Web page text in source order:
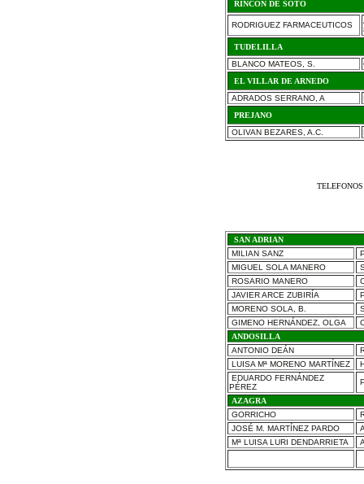
RINCON DE SOTO
RODRIGUEZ FARMACEUTICOS
TUDELILLA
BLANCO MATEOS, S.
EL VILLAR DE ARNEDO
ADRADOS SERRANO, A
PREJANO
OLIVAN BEZARES, A.C.
SAN ADRIAN
MILIAN SANZ
MIGUEL SOLA MANERO
ROSARIO MANERO
JAVIER ARCE ZUBIRÍA
MORENO SOLA, B.
GIMENO HERNÁNDEZ, OLGA
ANDOSILLA
ANTONIO DEÁN
LUISA Mª MORENO MARTÍNEZ
EDUARDO FERNÁNDEZ
PÉREZ
AZAGRA
GORRICHO
JOSÉ M. MARTÍNEZ PARDO
Mª LUISA LURI DENDARRIETA